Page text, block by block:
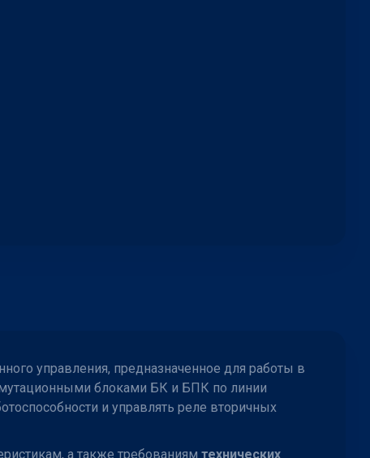
управления, предназначенное для работы в
блоками БК и БПК по линии
и управлять реле вторичных
а также требованиям технических